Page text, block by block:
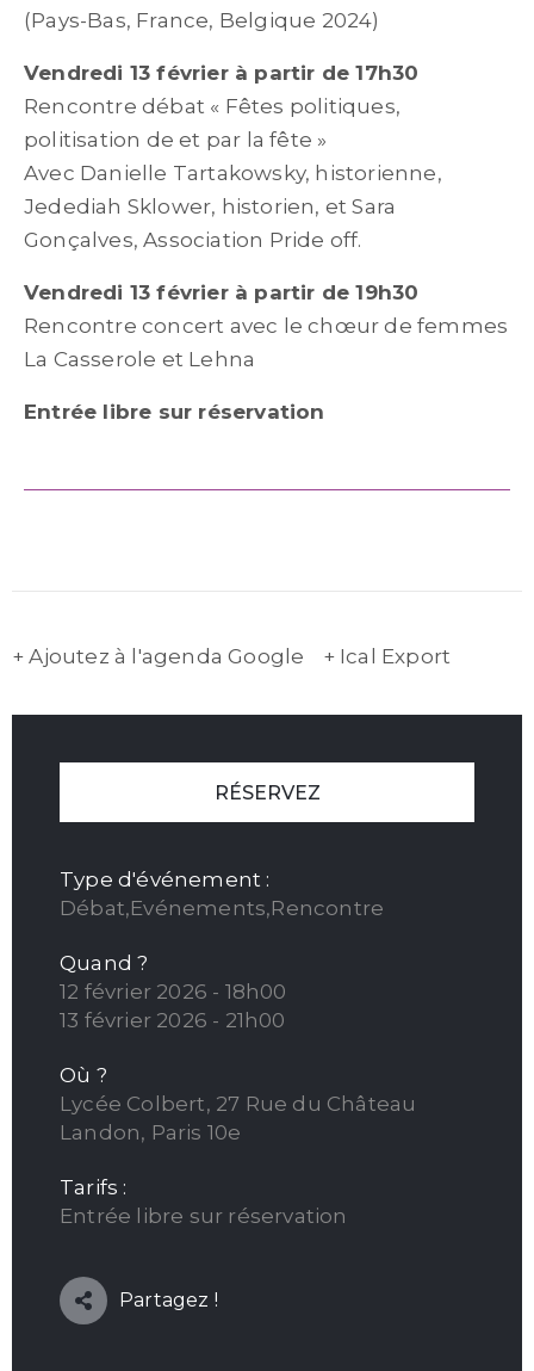
(Pays-Bas, France, Belgique 2024)
Vendredi 13 février à partir de 17h30
Rencontre débat « Fêtes politiques,
politisation de et par la fête »
Avec Danielle Tartakowsky, historienne,
Jedediah Sklower, historien, et Sara
Gonçalves, Association Pride off.
Vendredi 13 février à partir de 19h30
Rencontre concert avec le chœur de femmes
La Casserole et Lehna
Entrée libre sur réservation
+ Ajoutez à l'agenda Google + Ical Export
RÉSERVEZ
Type d'événement :
Débat,Evénements,Rencontre
Quand ?
12 février 2026 - 18h00
13 février 2026 - 21h00
Où ?
Lycée Colbert, 27 Rue du Château
Landon, Paris 10e
Tarifs :
Entrée libre sur réservation
Partagez !